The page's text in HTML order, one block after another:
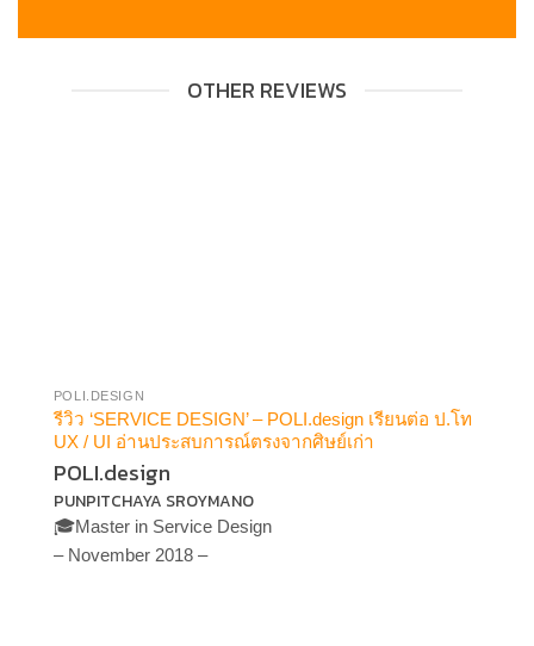
OTHER REVIEWS
POLI.DESIGN
รีวิว ‘SERVICE DESIGN’ – POLI.design เรียนต่อ ป.โท
UX / UI อ่านประสบการณ์ตรงจากศิษย์เก่า
POLI.design
PUNPITCHAYA SROYMANO
🎓Master in Service Design
– November 2018 –